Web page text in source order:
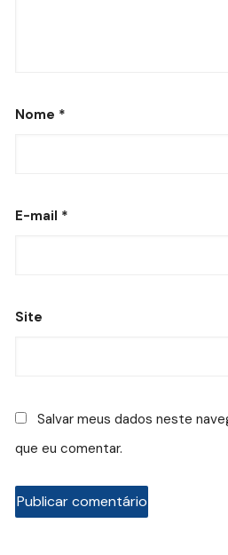
Nome *
E-mail *
Site
Salvar meus dados neste
que eu comentar.